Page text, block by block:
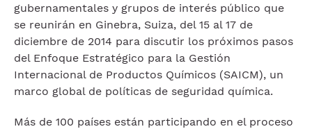
gubernamentales y grupos de interés público que
se reunirán en Ginebra, Suiza, del 15 al 17 de
diciembre de 2014 para discutir los próximos pasos
del Enfoque Estratégico para la Gestión
Internacional de Productos Químicos (SAICM), un
marco global de políticas de seguridad química.
Más de 100 países están participando en el proceso